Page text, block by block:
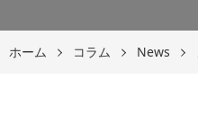
ホーム コラム News